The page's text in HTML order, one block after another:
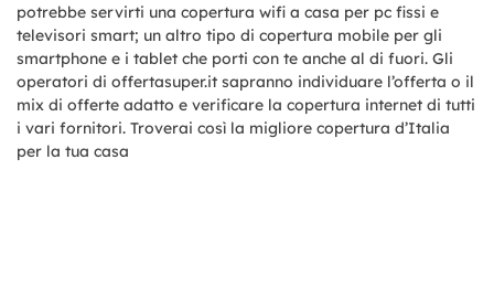
potrebbe servirti una copertura wifi a casa per pc fissi e
televisori smart; un altro tipo di copertura mobile per gli
smartphone e i tablet che porti con te anche al di fuori. Gli
operatori di offertasuper.it sapranno individuare l’offerta o il
mix di offerte adatto e verificare la copertura internet di tutti
i vari fornitori. Troverai così la migliore copertura d’Italia
per la tua casa